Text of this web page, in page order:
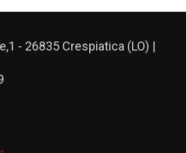
- 26835 Crespiatica (LO) |